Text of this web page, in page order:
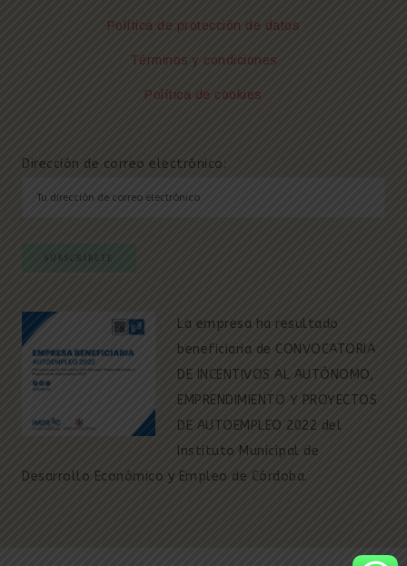
Política de protección de datos
Términos y condiciones
Política de cookies
Dirección de correo electrónico:
La empresa ha resultado
beneficiaria de CONVOCATORIA
DE INCENTIVOS AL AUTÓNOMO,
EMPRENDIMIENTO Y PROYECTOS
DE AUTOEMPLEO 2022 del
Instituto Municipal de
Desarrollo Económico y Empleo de Córdoba.